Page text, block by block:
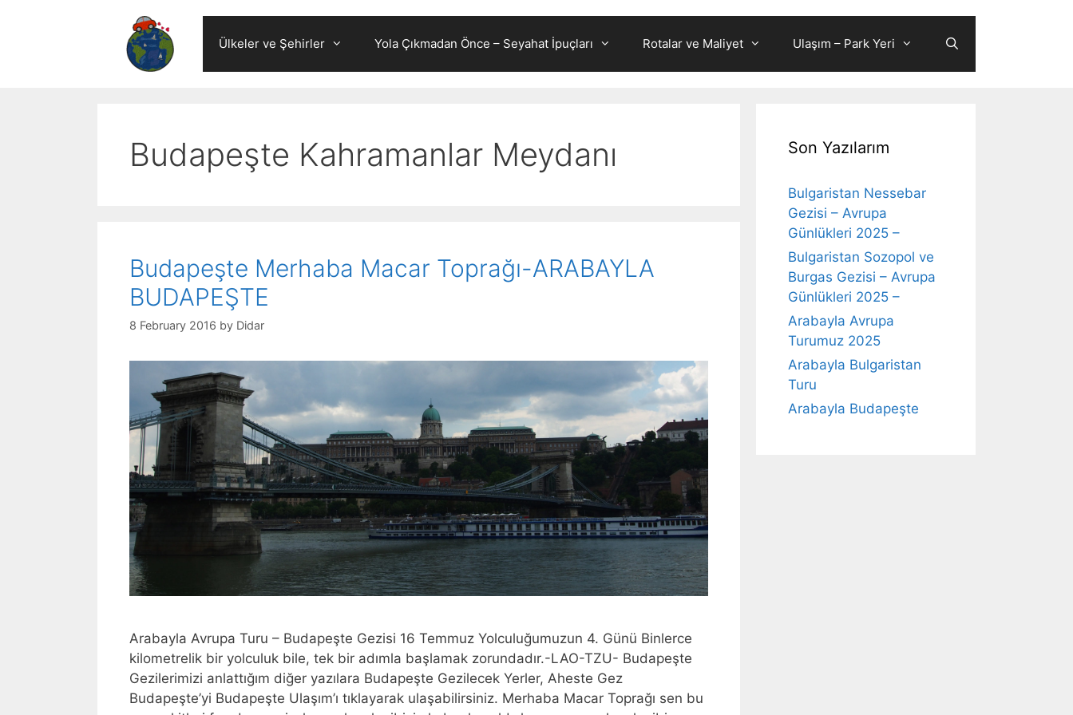
Ülkeler ve Şehirler Yola Çıkmadan Önce – Seyahat İpuçları Rotalar ve Maliyet Ulaşım – Park Yeri
Budapeşte Kahramanlar Meydanı
Budapeşte Merhaba Macar Toprağı-ARABAYLA
BUDAPEŞTE
8 February 2016 by Didar
Arabayla Avrupa Turu – Budapeşte Gezisi 16 Temmuz Yolculuğumuzun 4. Günü Binlerce
kilometrelik bir yolculuk bile, tek bir adımla başlamak zorundadır.-LAO-TZU- Budapeşte
Gezilerimizi anlattığım diğer yazılara Budapeşte Gezilecek Yerler, Aheste Gez
Budapeşte’yi Budapeşte Ulaşım’ı tıklayarak ulaşabilirsiniz. Merhaba Macar Toprağı sen bu
Son Yazılarım
Bulgaristan Nessebar
Gezisi – Avrupa
Günlükleri 2025 –
Bulgaristan Sozopol ve
Burgas Gezisi – Avrupa
Günlükleri 2025 –
Arabayla Avrupa
Turumuz 2025
Arabayla Bulgaristan
Turu
Arabayla Budapeşte